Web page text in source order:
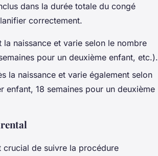
dans la durée totale du congé
correctement.
naissance et varie selon le nombre
pour un deuxième enfant, etc.).
la naissance et varie également selon
enfant, 18 semaines pour un deuxième
de suivre la procédure